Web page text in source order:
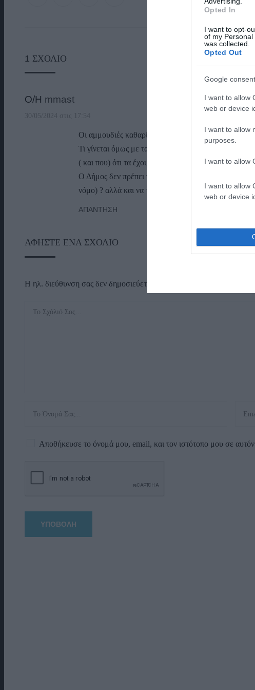
Opted In
I want to opt-
of my
was collected.
Opted Out
Google
I want to allow
web or device
I want to allow
purposes.
I want to allow
I want to allow
web or device
1 ΣΧΌΛΙΟ
Ο/Η mmast
30/05/2024 στις 17:54
Οι αμμουδιές καθαρίζονται .
Τι γίνεται όμως με τα οικόπεδα (μικρά και μεγάλα)
( και που) ότι τα έχουν καθαρίσει ? Που
Ο Δήμος δεν πρέπει να ενημερώσει τους κατοίκους
νόμο) ? αλλά και να τους συνδράμει σε αυτή τη
ΑΠΆΝΤΗΣΗ
ΑΦΉΣΤΕ ΈΝΑ ΣΧΌΛΙΟ
Η ηλ. διεύθυνση σας δεν δημοσιεύεται.
Αποθήκευσε το όνομά μου, email, και τον ιστότοπο μου σε